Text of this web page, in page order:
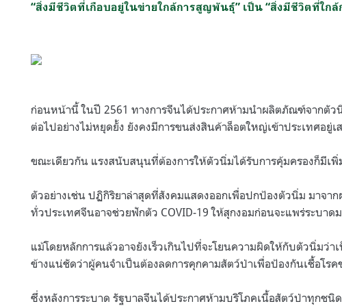
“สิ่งมีชีวิตที่เกือบอยู่ในข่ายใกล้การสูญพันธุ์” เป็น “สิ่งมีชีวิตที่ใก
ก่อนหน้านี้ ในปี 2561 ทางการจีนได้ประกาศห้ามนำผลิตภัณฑ์จากตัว
ต่อไปอย่างไม่หยุดยั้ง ยังคงมีการขนส่งสินค้าล็อตใหญ่เข้าประเทศอยู่เ
ขณะเดียวกัน แรงสนับสนุนที่ต้องการให้ตัวนิ่มได้รับการคุ้มครองก็มีเ
ตัวอย่างเช่น ปฏิกิริยาล่าสุดที่สังคมแสดงออกเพื่อปกป้องตัวนิ่ม มาจา
ทั่วประเทศจีนอาจช่วยฟักตัว COVID-19 ให้สุกงอมก่อนจะแพร่ระบาด
แม้โดยหลักการแล้วอาจยังเร็วเกินไปที่จะโยนความผิดให้กับตัวนิ่มว่
ข้างแน่ชัดว่าผู้คนจำเป็นต้องลดการคุกคามสัตว์ป่าเพื่อป้องกันเชื้อโร
ซึ่งหลังการระบาด รัฐบาลจีนได้ประกาศห้ามบริโภคเนื้อสัตว์ป่าทุกชนิ